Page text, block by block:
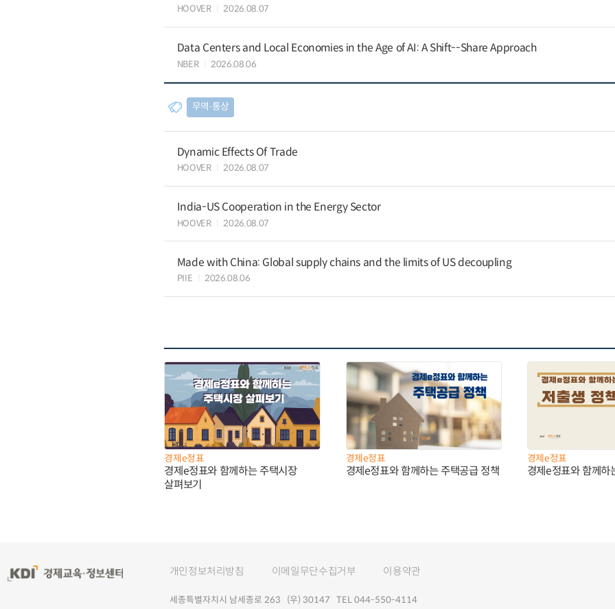
HOOVER 2026.08.07
Data Centers and Local Economies in the Age of AI: A Shift--Share Approach
NBER 2026.08.06
무역∙통상
Dynamic Effects Of Trade
HOOVER 2026.08.07
India-US Cooperation in the Energy Sector
HOOVER 2026.08.07
Made with China: Global supply chains and the limits of US decoupling
PIIE 2026.08.06
경제e정표
경제e정표와 함께하는 주택시장
살펴보기
경제e정표
경제e정표와 함께하는 주택공급 정책
경제e정표
경제e정표와 함께하
개인정보처리방침 이메일무단수집거부 이용약관
세종특별자치시 남세종로 263 (우) 30147 TEL 044-550-4114